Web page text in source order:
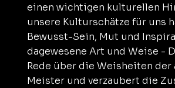
einen wichtigen kulturellen
unsere Kulturschätze für uns
Bewusst-Sein, Mut und
dagewesene Art und Weise -
Rede über die Weisheiten der
Meister und verzaubert die